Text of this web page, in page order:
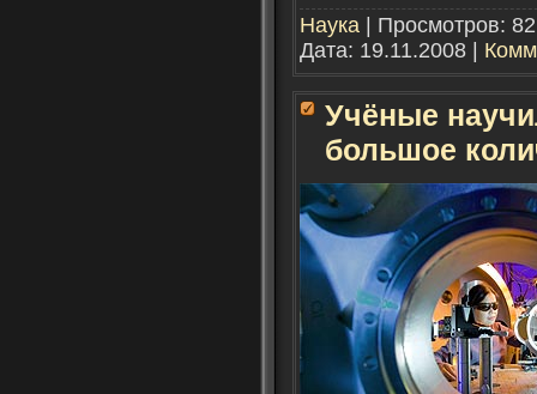
Наука | Просмотров:
Дата: 19.11.2008 |
Учёные
большое